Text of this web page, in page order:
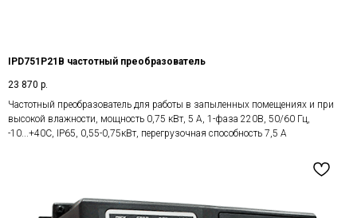
IPD751P21B частотный преобразователь
23 870 р.
Частотный преобразователь для работы в запыленных помещениях и при
высокой влажности, мощность 0,75 кВт, 5 А, 1-фаза 220В, 50/60 Гц,
-10...+40С, IP65, 0,55-0,75кВт, перегрузочная способность 7,5 А